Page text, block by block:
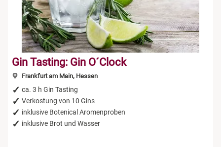
Gin Tasting: Gin O´Clock
Frankfurt am Main, Hessen
ca. 3 h Gin Tasting
Verkostung von 10 Gins
inklusive Botenical Aromenproben
inklusive Brot und Wasser